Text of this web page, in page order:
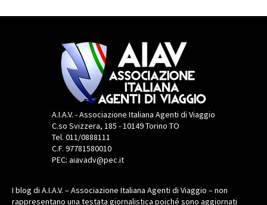
A.I.A.V. - Associazione Italiana Agenti di Viaggio
C.so Svizzera, 185 - 10149 Torino TO
Tel. 011/0888111
C.F. 97781580010
PEC: aiavadv@pec.it
I blog di A.I.A.V. – Associazione Italiana Agenti di Viaggio – non
rappresentano una testata giornalistica poiché sono aggiornati